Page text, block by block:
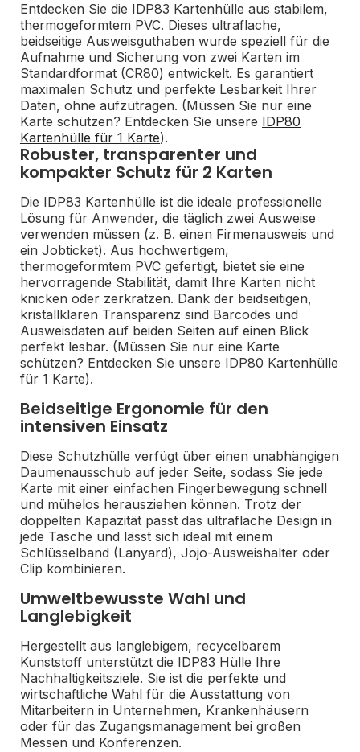
Entdecken Sie die IDP83 Kartenhülle aus stabilem,
thermogeformtem PVC. Dieses ultraflache,
beidseitige Ausweisguthaben wurde speziell für die
Aufnahme und Sicherung von zwei Karten im
Standardformat (CR80) entwickelt. Es garantiert
maximalen Schutz und perfekte Lesbarkeit Ihrer
Daten, ohne aufzutragen. (Müssen Sie nur eine
Karte schützen? Entdecken Sie unsere IDP80
Kartenhülle für 1 Karte).
Robuster, transparenter und
kompakter Schutz für 2 Karten
Die IDP83 Kartenhülle ist die ideale professionelle
Lösung für Anwender, die täglich zwei Ausweise
verwenden müssen (z. B. einen Firmenausweis und
ein Jobticket). Aus hochwertigem,
thermogeformtem PVC gefertigt, bietet sie eine
hervorragende Stabilität, damit Ihre Karten nicht
knicken oder zerkratzen. Dank der beidseitigen,
kristallklaren Transparenz sind Barcodes und
Ausweisdaten auf beiden Seiten auf einen Blick
perfekt lesbar. (Müssen Sie nur eine Karte
schützen? Entdecken Sie unsere IDP80 Kartenhülle
für 1 Karte).
Beidseitige Ergonomie für den
intensiven Einsatz
Diese Schutzhülle verfügt über einen unabhängigen
Daumenausschub auf jeder Seite, sodass Sie jede
Karte mit einer einfachen Fingerbewegung schnell
und mühelos herausziehen können. Trotz der
doppelten Kapazität passt das ultraflache Design in
jede Tasche und lässt sich ideal mit einem
Schlüsselband (Lanyard), Jojo-Ausweishalter oder
Clip kombinieren.
Umweltbewusste Wahl und
Langlebigkeit
Hergestellt aus langlebigem, recycelbarem
Kunststoff unterstützt die IDP83 Hülle Ihre
Nachhaltigkeitsziele. Sie ist die perfekte und
wirtschaftliche Wahl für die Ausstattung von
Mitarbeitern in Unternehmen, Krankenhäusern
oder für das Zugangsmanagement bei großen
Messen und Konferenzen.